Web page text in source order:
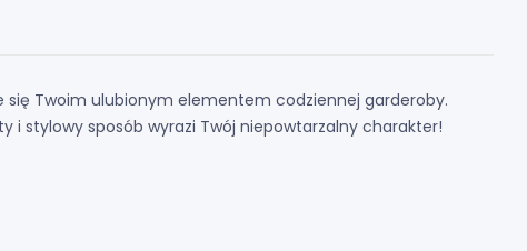
się Twoim ulubionym elementem codziennej garderoby.
i stylowy sposób wyrazi Twój niepowtarzalny charakter!